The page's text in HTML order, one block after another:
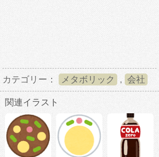
カテゴリー： メタボリック , 会社
関連イラスト